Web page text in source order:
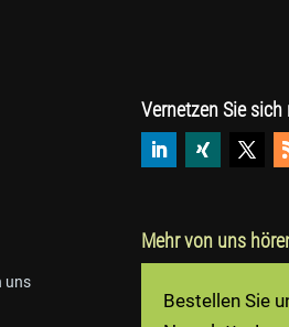
uns
Vernetzen Sie
Mehr von uns
Bestellen Sie